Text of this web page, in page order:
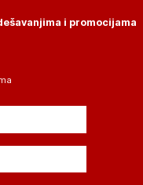
i promocijama